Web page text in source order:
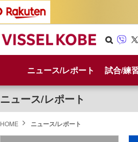
h
ニュース/レポート 試合/練
ニュース/レポート
HOME ニュース/レポート